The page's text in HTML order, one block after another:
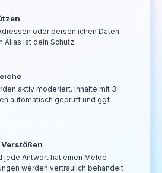
oder persönlichen Daten
Alias ist dein Schutz.
aktiv moderiert. Inhalte mit 3+
automatisch geprüft und ggf.
jede Antwort hat einen Melde-
werden vertraulich behandelt